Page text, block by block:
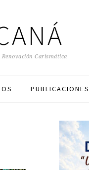
Carismática
PUBLICACIONES